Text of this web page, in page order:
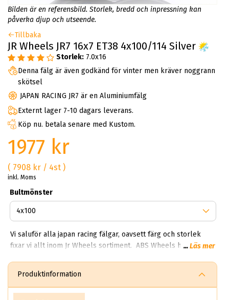
Bilden är en referensbild. Storlek, bredd och inpressning kan
påverka djup och utseende.
Tillbaka
JR Wheels JR7 16x7 ET38 4x100/114 Silver
Storlek: 7.0x16
Denna fälg är även godkänd för vinter men kräver noggrann
skötsel
JAPAN RACING JR7 är en Aluminiumfälg
Externt lager 7-10 dagars leverans.
Köp nu. betala senare med Kustom.
1977 kr
( 7908 kr / 4st )
inkl. Moms
Bultmönster
Vi saluför alla japan racing fälgar, oavsett färg och storlek
fixar vi allt inom Jr Wheels sortiment. ABS Wheels har goda
delbetalningslösningar. Nyhet: Japan Racing-familjen växer. Se
nya Vesser Forged fälgar – ett steg upp i segmentet med
...Läs mer
Produktinformation